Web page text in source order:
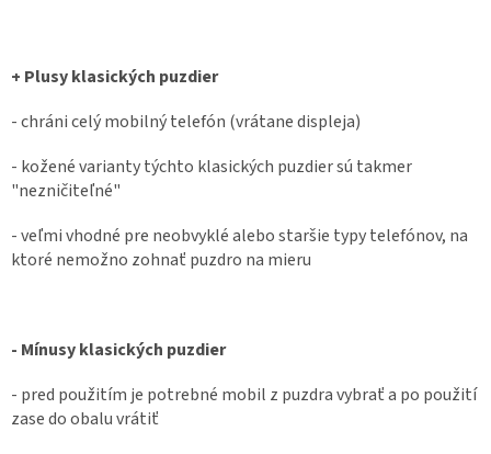
+ Plusy klasických puzdier
- chráni celý mobilný telefón (vrátane displeja)
- kožené varianty týchto klasických puzdier sú takmer
"nezničiteľné"
- veľmi vhodné pre neobvyklé alebo staršie typy telefónov, na
ktoré nemožno zohnať puzdro na mieru
- Mínusy klasických puzdier
- pred použitím je potrebné mobil z puzdra vybrať a po použití
zase do obalu vrátiť